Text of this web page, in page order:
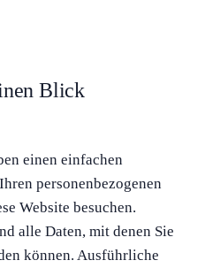
Blick
einen einfachen
personenbezogenen
Website besuchen.
alle Daten, mit denen Sie
können. Ausführliche